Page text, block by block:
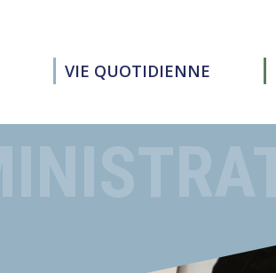
VIE QUOTIDIENNE